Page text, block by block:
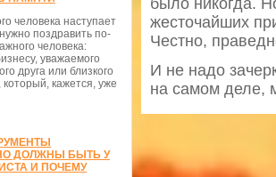
человека наступает
поздравить по-
человека:
уважаемого
друга или близкого
который, кажется, уже
ДОЛЖНЫ БЫТЬ У
И ПОЧЕМУ
было никогда.
жесточайших
Честно,
И не надо
на самом деле,